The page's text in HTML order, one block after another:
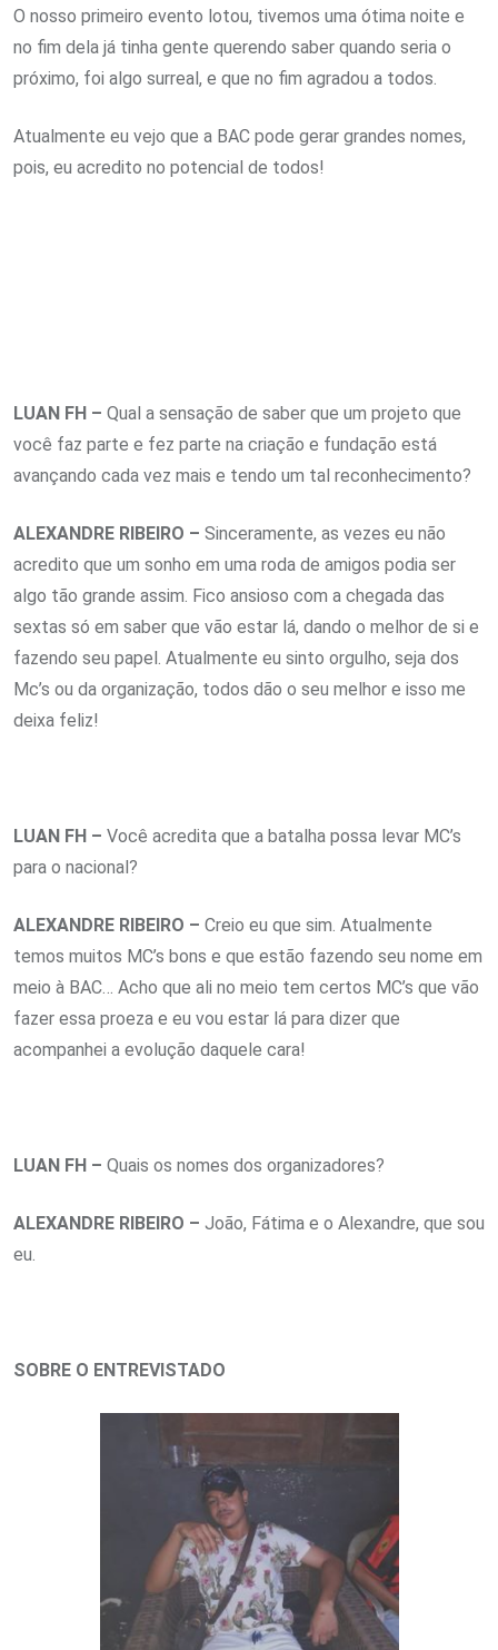
O nosso primeiro evento lotou, tivemos uma ótima noite e
no fim dela já tinha gente querendo saber quando seria o
próximo, foi algo surreal, e que no fim agradou a todos.
Atualmente eu vejo que a BAC pode gerar grandes nomes,
pois, eu acredito no potencial de todos!
LUAN FH – Qual a sensação de saber que um projeto que
você faz parte e fez parte na criação e fundação está
avançando cada vez mais e tendo um tal reconhecimento?
ALEXANDRE RIBEIRO – Sinceramente, as vezes eu não
acredito que um sonho em uma roda de amigos podia ser
algo tão grande assim. Fico ansioso com a chegada das
sextas só em saber que vão estar lá, dando o melhor de si e
fazendo seu papel. Atualmente eu sinto orgulho, seja dos
Mc’s ou da organização, todos dão o seu melhor e isso me
deixa feliz!
LUAN FH – Você acredita que a batalha possa levar MC’s
para o nacional?
ALEXANDRE RIBEIRO – Creio eu que sim. Atualmente
temos muitos MC’s bons e que estão fazendo seu nome em
meio à BAC… Acho que ali no meio tem certos MC’s que vão
fazer essa proeza e eu vou estar lá para dizer que
acompanhei a evolução daquele cara!
LUAN FH – Quais os nomes dos organizadores?
ALEXANDRE RIBEIRO – João, Fátima e o Alexandre, que sou
eu.
SOBRE O ENTREVISTADO